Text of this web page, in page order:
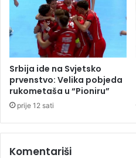
Srbija ide na Svjetsko
prvenstvo: Velika pobjeda
rukometaša u “Pioniru”
prije 12 sati
Komentariši